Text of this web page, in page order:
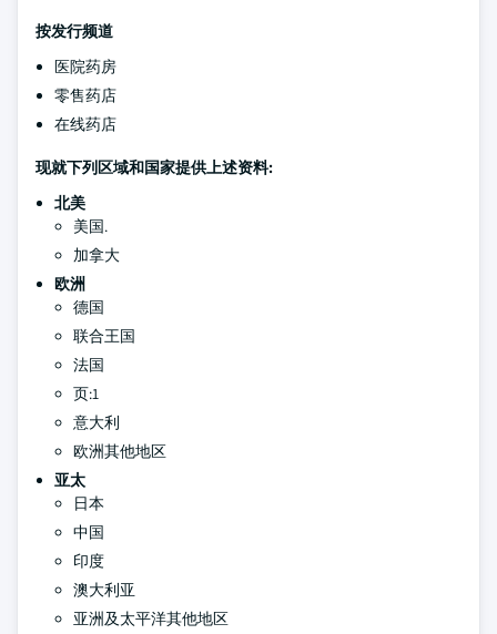
按发行频道
医院药房
零售药店
在线药店
现就下列区域和国家提供上述资料:
北美
美国.
加拿大
欧洲
德国
联合王国
法国
页:1
意大利
欧洲其他地区
亚太
日本
中国
印度
澳大利亚
亚洲及太平洋其他地区